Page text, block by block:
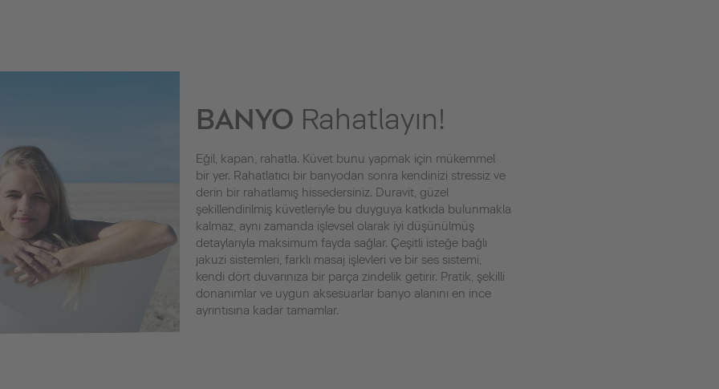
BANYO Rahatlayın!
Eğil, kapan, rahatla. Küvet bunu yapmak için mükemmel
bir yer. Rahatlatıcı bir banyodan sonra kendinizi stressiz ve
derin bir rahatlamış hissedersiniz. Duravit, güzel
şekillendirilmiş küvetleriyle bu duyguya katkıda bulunmakla
kalmaz, aynı zamanda işlevsel olarak iyi düşünülmüş
detaylarıyla maksimum fayda sağlar. Çeşitli isteğe bağlı
jakuzi sistemleri, farklı masaj işlevleri ve bir ses sistemi,
kendi dört duvarınıza bir parça zindelik getirir. Pratik, şekilli
donanımlar ve uygun aksesuarlar banyo alanını en ince
ayrıntısına kadar tamamlar.